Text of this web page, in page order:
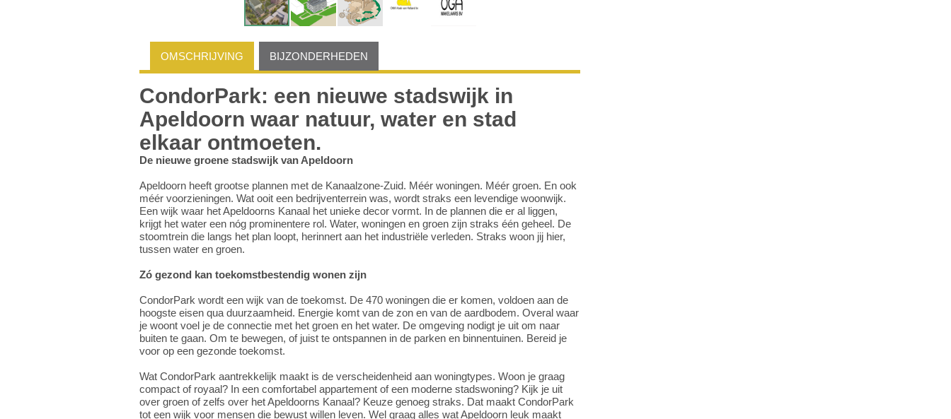
OMSCHRIJVING BIJZONDERHEDEN
CondorPark: een nieuwe stadswijk in
Apeldoorn waar natuur, water en stad
elkaar ontmoeten.
De nieuwe groene stadswijk van Apeldoorn
Apeldoorn heeft grootse plannen met de Kanaalzone-Zuid. Méér woningen. Méér groen. En ook
méér voorzieningen. Wat ooit een bedrijventerrein was, wordt straks een levendige woonwijk.
Een wijk waar het Apeldoorns Kanaal het unieke decor vormt. In de plannen die er al liggen,
krijgt het water een nóg prominentere rol. Water, woningen en groen zijn straks één geheel. De
stoomtrein die langs het plan loopt, herinnert aan het industriële verleden. Straks woon jij hier,
tussen water en groen.
Zó gezond kan toekomstbestendig wonen zijn
CondorPark wordt een wijk van de toekomst. De 470 woningen die er komen, voldoen aan de
hoogste eisen qua duurzaamheid. Energie komt van de zon en van de aardbodem. Overal waar
je woont voel je de connectie met het groen en het water. De omgeving nodigt je uit om naar
buiten te gaan. Om te bewegen, of juist te ontspannen in de parken en binnentuinen. Bereid je
voor op een gezonde toekomst.
Wat CondorPark aantrekkelijk maakt is de verscheidenheid aan woningtypes. Woon je graag
compact of royaal? In een comfortabel appartement of een moderne stadswoning? Kijk je uit
over groen of zelfs over het Apeldoorns Kanaal? Keuze genoeg straks. Dat maakt CondorPark
tot een wijk voor mensen die bewust willen leven. Wel graag alles wat Apeldoorn leuk maakt